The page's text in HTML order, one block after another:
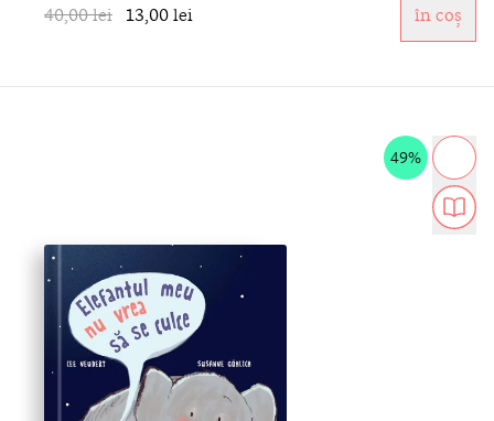
40,00 lei 13,00 lei în coș
49%